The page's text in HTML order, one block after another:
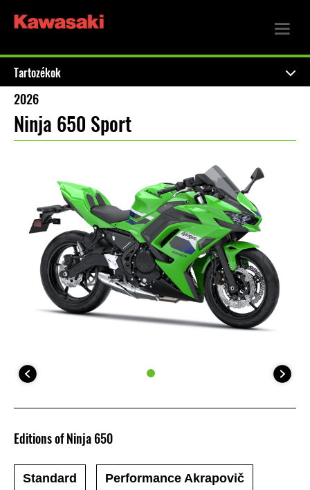
Tartozékok
2026
Ninja 650 Sport
Editions of Ninja 650
Standard Performance Akrapovič